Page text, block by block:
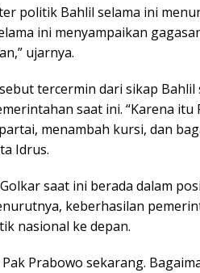
politik Bahlil selama ini
ini menyampaikan
ujarnya.
tercermin dari sikap Bahlil
saat ini. “Karena
menambah kursi, dan
Idrus.
saat ini berada dalam
keberhasilan
nasional ke depan.
Prabowo sekarang.